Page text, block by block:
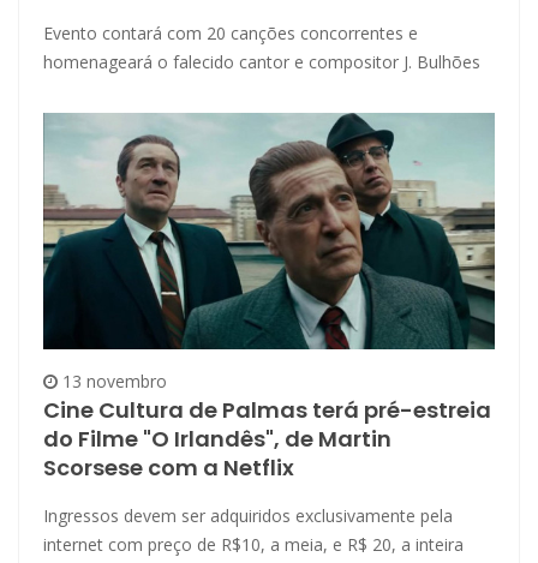
Evento contará com 20 canções concorrentes e
homenageará o falecido cantor e compositor J. Bulhões
13 novembro
Cine Cultura de Palmas terá pré-estreia
do Filme "O Irlandês", de Martin
Scorsese com a Netflix
Ingressos devem ser adquiridos exclusivamente pela
internet com preço de R$10, a meia, e R$ 20, a inteira